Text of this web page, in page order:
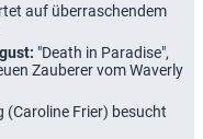
auf überraschendem
"Death in Paradise",
Zauberer vom Waverly
(Caroline Frier) besucht